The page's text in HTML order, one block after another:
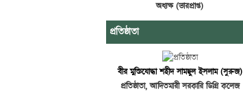
অধ্যক্ষ (ভারপ্রাপ্ত)
প্রতিষ্ঠাতা
বীর মুক্তিযোদ্ধা শহীদ সামছুল ইসলাম (সুরুজ)
প্রতিষ্ঠাতা, আদিতমারী সরকারি ডিগ্রি কলেজ